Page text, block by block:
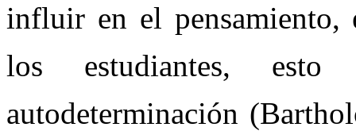
influir en el pensamiento,
los estudiantes,
autodeterminación